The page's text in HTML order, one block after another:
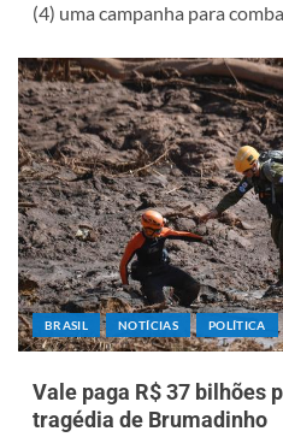
(4) uma campanha para
BRASIL NOTÍCIAS POLÍTICA
Vale paga R$ 37 bilhões
tragédia de Brumadinho